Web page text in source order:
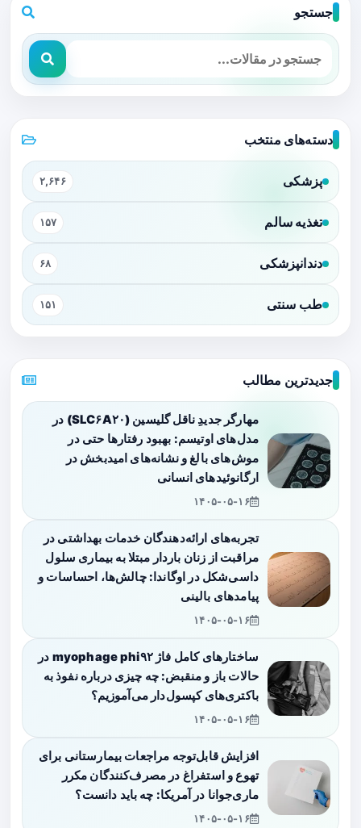
جستجو
دسته‌های منتخب
پزشکی ۲,۶۴۶
تغذیه سالم ۱۵۷
دندانپزشکی ۶۸
طب سنتی ۱۵۱
جدیدترین مطالب
مهارگر جدیدِ ناقل گلیسین (SLC۶A۲۰) در
مدل‌های اوتیسم: بهبود رفتارها حتی در
موش‌های بالغ و نشانه‌های امیدبخش در
ارگانوئیدهای انسانی
۱۴۰۵-۰۵-۱۶
تجربه‌های ارائه‌دهندگان خدمات بهداشتی در
مراقبت از زنان باردار مبتلا به بیماری سلول
داسی‌شکل در اوگاندا: چالش‌ها، احساسات و
پیامدهای بالینی
۱۴۰۵-۰۵-۱۶
ساختارهای کامل فاژ myophage phi۹۲ در
حالات باز و منقبض: چه چیزی درباره نفوذ به
باکتری‌های کپسول‌دار می‌آموزیم؟
۱۴۰۵-۰۵-۱۶
افزایش قابل‌توجه مراجعات بیمارستانی برای
تهوع و استفراغ در مصرف‌کنندگان مکرر
ماری‌جوانا در آمریکا: چه باید دانست؟
۱۴۰۵-۰۵-۱۶